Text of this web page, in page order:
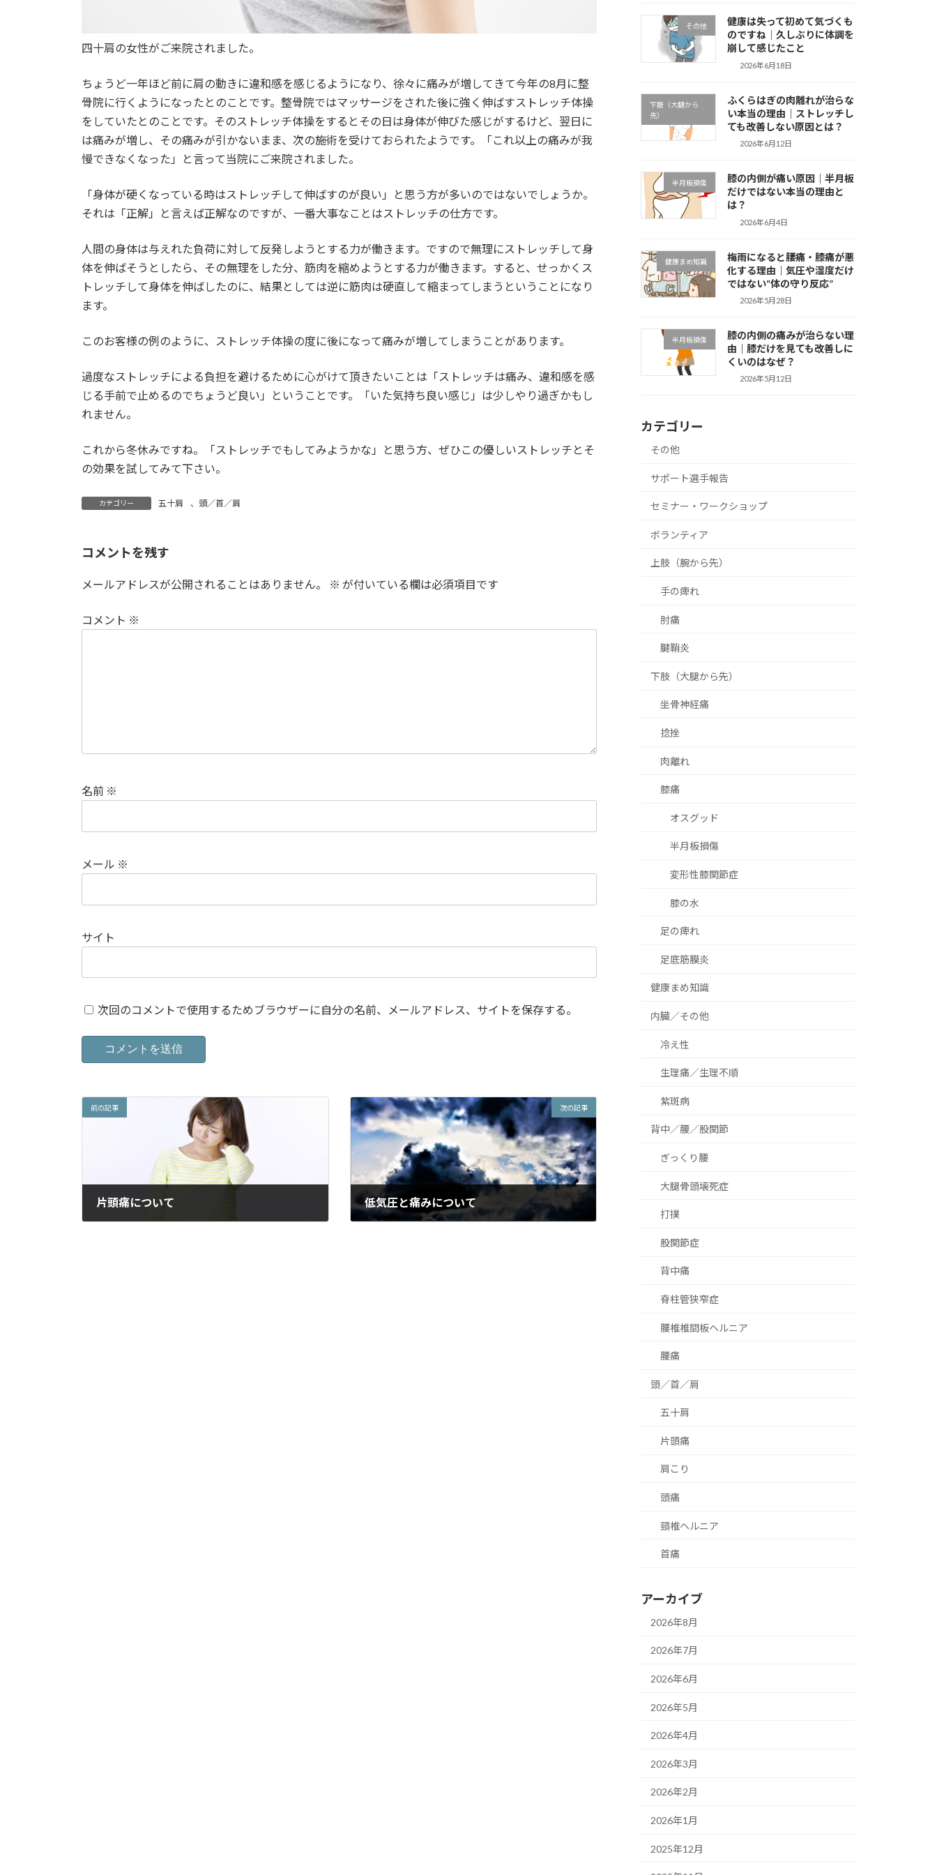
四十肩の女性がご来院されました。
ちょうど一年ほど前に肩の動きに違和感を感じるようになり、徐々に痛みが増してきて今年の8月に整
骨院に行くようになったとのことです。 整骨院ではマッサージをされた後に強く伸ばすストレッチ体操
をしていたと のことです。そのストレッチ体操をするとその日は身体が伸びた感じがする けど、翌日に
は痛みが増し、その痛みが引かないまま、次の施術を受けておられたようです。「これ以上の痛みが我
慢できなくなった」と言って当院に ご来院されました。
「身体が硬くなっている時はストレッチして伸ばすのが良い」と思う方が多いのではないでしょうか。
それは「正解」と言えば正解なのですが、一番大事なことはストレッチの仕方です。
人間の身体は与えれた負荷に対して反発しようとする力が働きます。ですので無理にストレッチして身
体を伸ばそうとしたら、その無理をした分、筋肉を縮めようとする力が働きます。すると、せっかくス
トレッチして身体を伸ばしたのに、結果としては逆に筋肉は硬直して縮まってしまうということになり
ます。
このお客様の例のように、ストレッチ体操の度に後になって痛みが増してしまうことがあります。
過度なストレッチによる負担を避けるために心がけて頂きたいことは 「ストレッチは痛み、違和感を感
じる手前で止めるのでちょうど良い」とい うことです。「いた気持ち良い感じ」は少しやり過ぎかもし
れません。
これから冬休みですね。「ストレッチでもしてみようかな」と思う方、ぜひこの優しいストレッチとそ
の効果を試してみて下さい。
カテゴリー 五十肩 、 頭／首／肩
コメントを残す
メールアドレスが公開されることはありません。 ※ が付いている欄は必須項目です
コメント ※
名前 ※
メール ※
サイト
次回のコメントで使用するためブラウザーに自分の名前、メールアドレス、サイトを保存する。
前の記事
片頭痛について
次の記事
低気圧と痛みについて
その他
健康は失って初めて気づくも
のですね｜久しぶりに体調を
崩して感じたこと
2026年6月18日
下肢（大腿から
先）
ふくらはぎの肉離れが治らな
い本当の理由｜ストレッチし
ても改善しない原因とは？
2026年6月12日
半月板損傷
膝の内側が痛い原因｜半月板
だけではない本当の理由と
は？
2026年6月4日
健康まめ知識
梅雨になると腰痛・膝痛が悪
化する理由｜気圧や湿度だけ
ではない“体の守り反応”
2026年5月28日
半月板損傷
膝の内側の痛みが治らない理
由｜膝だけを見ても改善しに
くいのはなぜ？
2026年5月12日
カテゴリー
その他
サポート選手報告
セミナー・ワークショップ
ボランティア
上肢（腕から先）
手の痺れ
肘痛
腱鞘炎
下肢（大腿から先）
坐骨神経痛
捻挫
肉離れ
膝痛
オスグッド
半月板損傷
変形性膝関節症
膝の水
足の痺れ
足底筋膜炎
健康まめ知識
内臓／その他
冷え性
生理痛／生理不順
紫斑病
背中／腰／股関節
ぎっくり腰
大腿骨頭壊死症
打撲
股関節症
背中痛
脊柱管狭窄症
腰椎椎間板ヘルニア
腰痛
頭／首／肩
五十肩
片頭痛
肩こり
頭痛
頸椎ヘルニア
首痛
アーカイブ
2026年8月
2026年7月
2026年6月
2026年5月
2026年4月
2026年3月
2026年2月
2026年1月
2025年12月